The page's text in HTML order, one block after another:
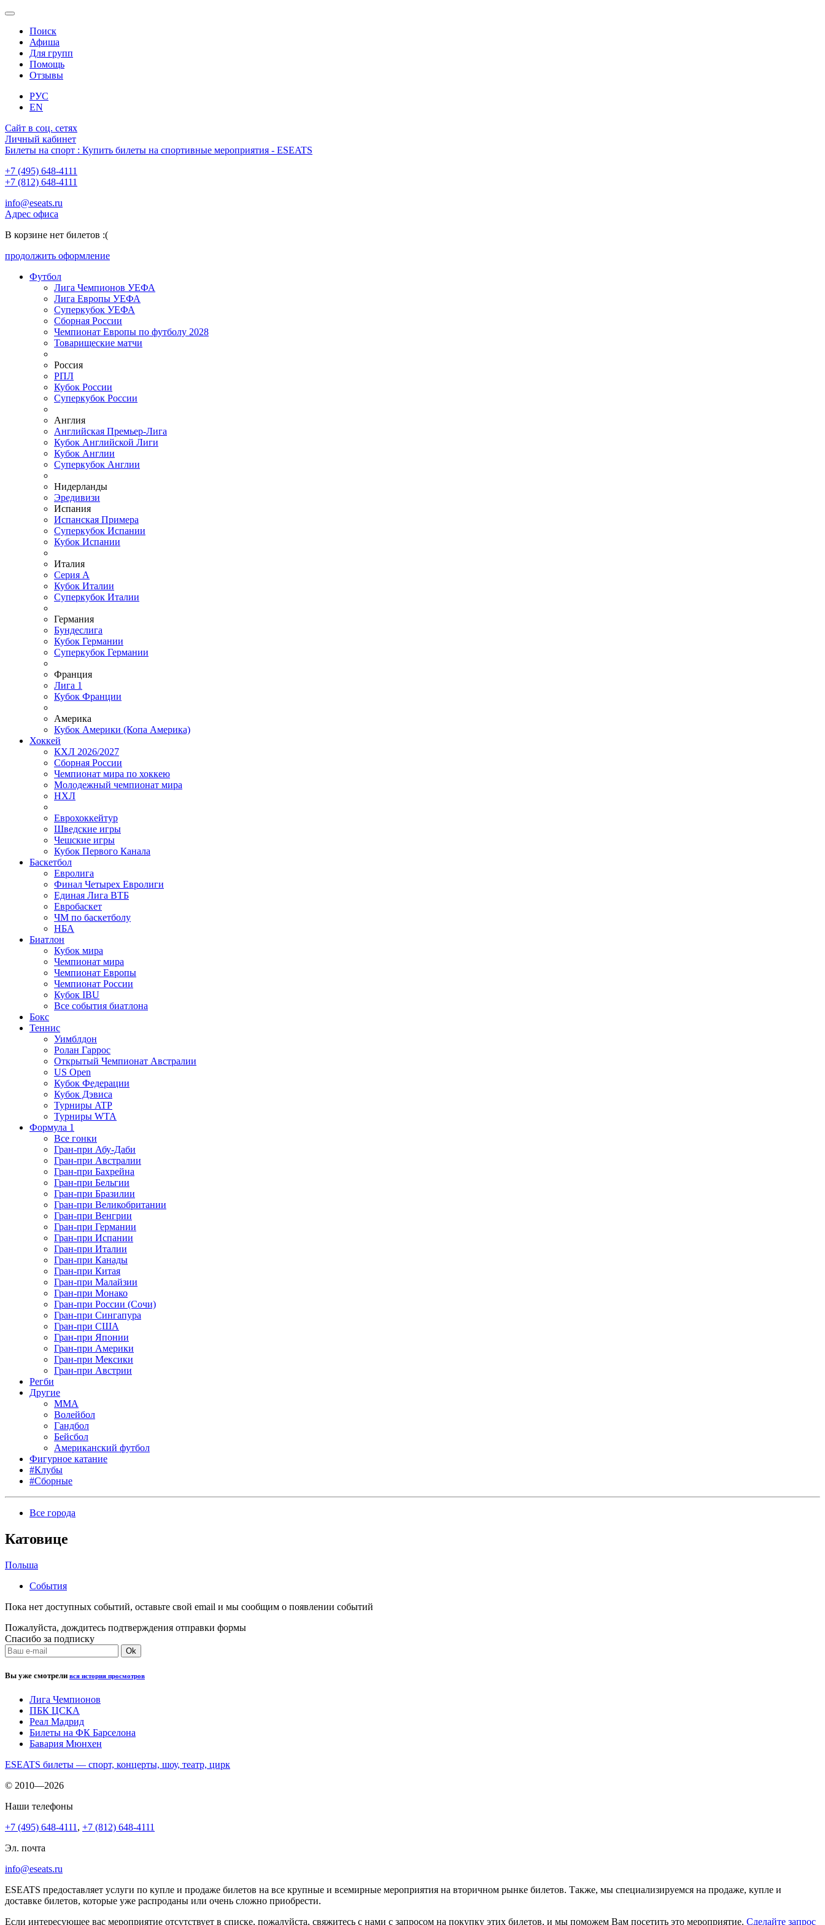
Поиск
Афиша
Для групп
Помощь
Отзывы
РУС
EN
Сайт в соц. сетях
Личный кабинет
Билеты на спорт : Купить билеты на спортивные мероприятия - ESEATS
+7 (495) 648-4111
+7 (812) 648-4111
info@eseats.ru
Адрес офиса
В корзине нет билетов :(
продолжить оформление
Футбол
Лига Чемпионов УЕФА
Лига Европы УЕФА
Суперкубок УЕФА
Сборная России
Чемпионат Европы по футболу 2028
Товарищеские матчи
Россия
РПЛ
Кубок России
Суперкубок России
Англия
Английская Премьер-Лига
Кубок Английской Лиги
Кубок Англии
Суперкубок Англии
Нидерланды
Эредивизи
Испания
Испанская Примера
Суперкубок Испании
Кубок Испании
Италия
Серия А
Кубок Италии
Суперкубок Италии
Германия
Бундеслига
Кубок Германии
Суперкубок Германии
Франция
Лига 1
Кубок Франции
Америка
Кубок Америки (Копа Америка)
Хоккей
КХЛ 2026/2027
Сборная России
Чемпионат мира по хоккею
Молодежный чемпионат мира
НХЛ
Еврохоккейтур
Шведские игры
Чешские игры
Кубок Первого Канала
Баскетбол
Евролига
Финал Четырех Евролиги
Единая Лига ВТБ
Евробаскет
ЧМ по баскетболу
НБА
Биатлон
Кубок мира
Чемпионат мира
Чемпионат Европы
Чемпионат России
Кубок IBU
Все события биатлона
Бокс
Теннис
Уимблдон
Ролан Гаррос
Открытый Чемпионат Австралии
US Open
Кубок Федерации
Кубок Дэвиса
Турниры ATP
Турниры WTA
Формула 1
Все гонки
Гран-при Абу-Даби
Гран-при Австралии
Гран-при Бахрейна
Гран-при Бельгии
Гран-при Бразилии
Гран-при Великобритании
Гран-при Венгрии
Гран-при Германии
Гран-при Испании
Гран-при Италии
Гран-при Канады
Гран-при Китая
Гран-при Малайзии
Гран-при Монако
Гран-при России (Сочи)
Гран-при Сингапура
Гран-при США
Гран-при Японии
Гран-при Америки
Гран-при Мексики
Гран-при Австрии
Регби
Другие
MMA
Волейбол
Гандбол
Бейсбол
Американский футбол
Фигурное катание
#Клубы
#Сборные
Все города
Катовице
Польша
События
Пока нет доступных событий, оставьте свой email и мы сообщим о появлении событий
Пожалуйста, дождитесь подтверждения отправки формы
Спасибо за подписку
Вы уже смотрели вся история просмотров
Лига Чемпионов
ПБК ЦСКА
Реал Мадрид
Билеты на ФК Барселона
Бавария Мюнхен
ESEATS билеты — спорт, концерты, шоу, театр, цирк
© 2010—2026
Наши телефоны
+7 (495) 648-4111 , +7 (812) 648-4111
Эл. почта
info@eseats.ru
ESEATS предоставляет услуги по купле и продаже билетов на все крупные и всемирные мероприятия на вторичном рынке билетов. Также, мы специализируемся на продаже, купле и
доставке билетов, которые уже распроданы или очень сложно приобрести.
Если интересующее вас мероприятие отсутствует в списке, пожалуйста, свяжитесь с нами с запросом на покупку этих билетов, и мы поможем Вам посетить это мероприятие. Cделайте запрос